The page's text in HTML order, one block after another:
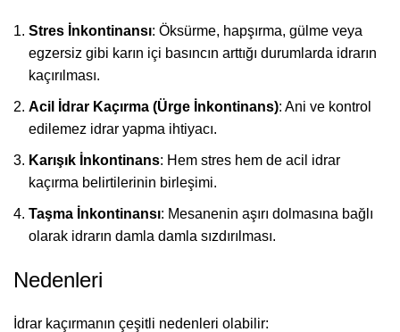
Stres İnkontinansı: Öksürme, hapşırma, gülme veya
egzersiz gibi karın içi basıncın arttığı durumlarda idrarın
kaçırılması.
Acil İdrar Kaçırma (Ürge İnkontinans): Ani ve kontrol
edilemez idrar yapma ihtiyacı.
Karışık İnkontinans: Hem stres hem de acil idrar
kaçırma belirtilerinin birleşimi.
Taşma İnkontinansı: Mesanenin aşırı dolmasına bağlı
olarak idrarın damla damla sızdırılması.
Nedenleri
İdrar kaçırmanın çeşitli nedenleri olabilir: